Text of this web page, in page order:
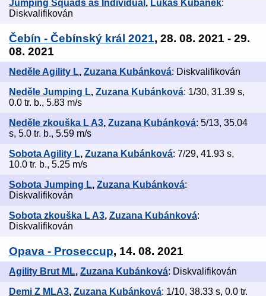
Jumping Squads as Individual , Lukáš Kubánek:
Diskvalifikován
Čebín - Čebínský král 2021, 28. 08. 2021 - 29.
08. 2021
Neděle Agility L, Zuzana Kubánková: Diskvalifikován
Neděle Jumping L, Zuzana Kubánková: 1/30, 31.39 s,
0.0 tr. b., 5.83 m/s
Neděle zkouška L A3, Zuzana Kubánková: 5/13, 35.04
s, 5.0 tr. b., 5.59 m/s
Sobota Agility L, Zuzana Kubánková: 7/29, 41.93 s,
10.0 tr. b., 5.25 m/s
Sobota Jumping L, Zuzana Kubánková:
Diskvalifikován
Sobota zkouška L A3, Zuzana Kubánková:
Diskvalifikován
Opava - Proseccup, 14. 08. 2021
Agility Brut ML, Zuzana Kubánková: Diskvalifikován
Demi Z MLA3, Zuzana Kubánková: 1/10, 38.33 s, 0.0 tr.